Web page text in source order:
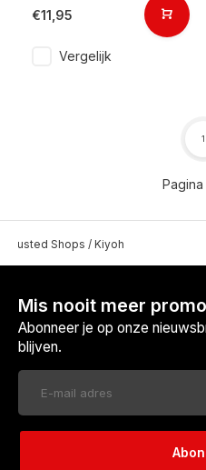
€11,95
Vergelijk
Pagina
1
Shops / Kiyoh
Mis nooit meer
Abonneer je op onze
blijven.